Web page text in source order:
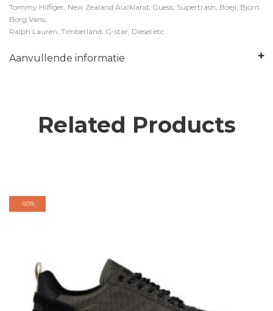
Tommy Hilfiger, New Zealand Auckland, Guess, Supertrash, Boeji, Bjorn
Borg,Vans,
Ralph Lauren, Timberland, G-star, Diesel etc.
Aanvullende informatie
Related Products
-50%